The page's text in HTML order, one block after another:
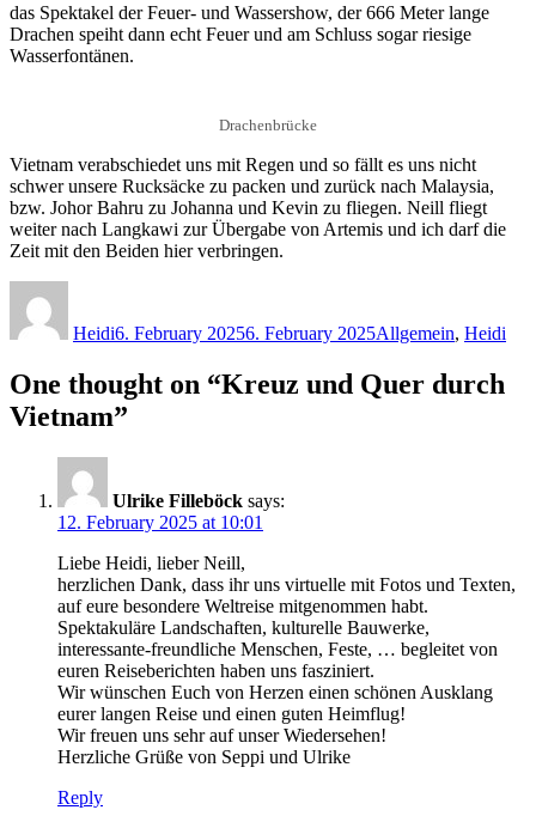
das Spektakel der Feuer- und Wassershow, der 666 Meter lange
Drachen speiht dann echt Feuer und am Schluss sogar riesige
Wasserfontänen.
Drachenbrücke
Vietnam verabschiedet uns mit Regen und so fällt es uns nicht
schwer unsere Rucksäcke zu packen und zurück nach Malaysia,
bzw. Johor Bahru zu Johanna und Kevin zu fliegen. Neill fliegt
weiter nach Langkawi zur Übergabe von Artemis und ich darf die
Zeit mit den Beiden hier verbringen.
Heidi6. February 20256. February 2025Allgemein, Heidi
One thought on “Kreuz und Quer durch
Vietnam”
Ulrike Filleböck says:
12. February 2025 at 10:01
Liebe Heidi, lieber Neill,
herzlichen Dank, dass ihr uns virtuelle mit Fotos und Texten,
auf eure besondere Weltreise mitgenommen habt.
Spektakuläre Landschaften, kulturelle Bauwerke,
interessante-freundliche Menschen, Feste, … begleitet von
euren Reiseberichten haben uns fasziniert.
Wir wünschen Euch von Herzen einen schönen Ausklang
eurer langen Reise und einen guten Heimflug!
Wir freuen uns sehr auf unser Wiedersehen!
Herzliche Grüße von Seppi und Ulrike
Reply